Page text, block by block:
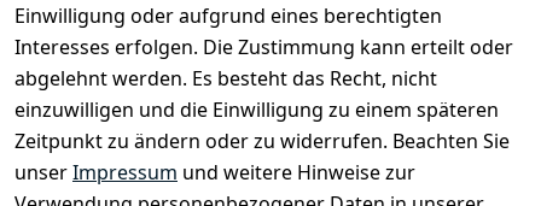
Einwilligung oder aufgrund eines berechtigten
Interesses erfolgen. Die Zustimmung kann erteilt oder
abgelehnt werden. Es besteht das Recht, nicht
einzuwilligen und die Einwilligung zu einem späteren
Zeitpunkt zu ändern oder zu widerrufen. Beachten Sie
unserImpressum und weitere Hinweise zur
› Fahrrad Aachen
Zahlungs- und Versandbedingungen
INFORMATIONEN
Batteriehinweis